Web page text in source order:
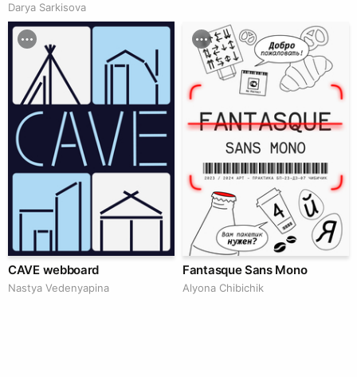
Darya Sarkisova
CAVE webboard
Nastya Vedenyapina
Fantasque Sans Mono
Alyona Chibichik